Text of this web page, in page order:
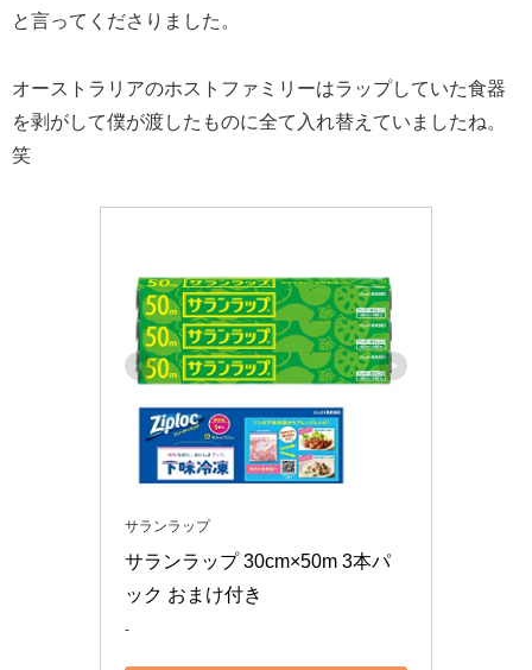
と言ってくださりました。
オーストラリアのホストファミリーはラップしていた食器
を剥がして僕が渡したものに全て入れ替えていましたね。
笑
サランラップ
サランラップ 30cm×50m 3本パ
ック おまけ付き
-